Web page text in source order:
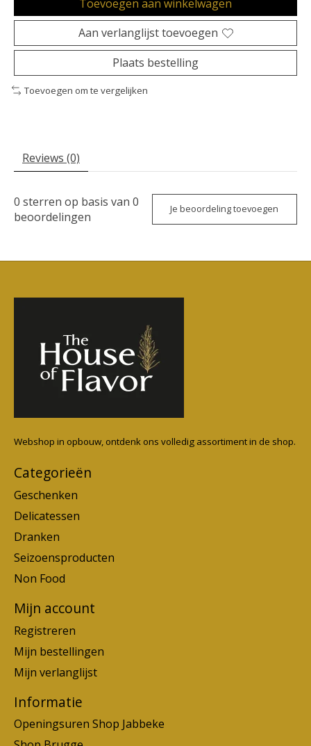
Toevoegen aan winkelwagen
Aan verlanglijst toevoegen
Plaats bestelling
Toevoegen om te vergelijken
Reviews (0)
0 sterren op basis van 0
beoordelingen
Je beoordeling toevoegen
Webshop in opbouw, ontdenk ons volledig assortiment in de shop.
Categorieën
Geschenken
Delicatessen
Dranken
Seizoensproducten
Non Food
Mijn account
Registreren
Mijn bestellingen
Mijn verlanglijst
Informatie
Openingsuren Shop Jabbeke